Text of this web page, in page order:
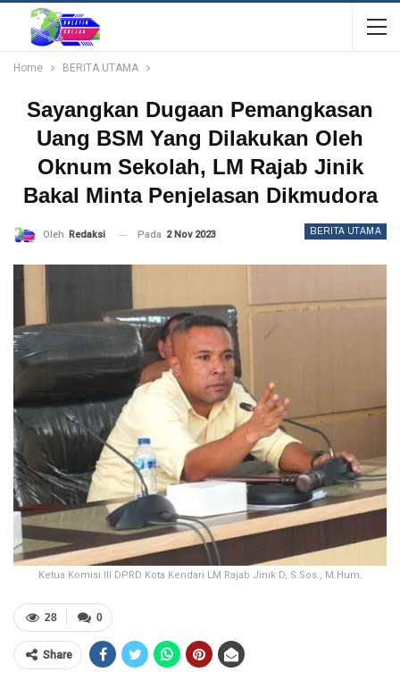
Home BERITA UTAMA
Sayangkan Dugaan Pemangkasan
Uang BSM Yang Dilakukan Oleh
Oknum Sekolah, LM Rajab Jinik
Bakal Minta Penjelasan Dikmudora
BERITA UTAMA
Oleh Redaksi Pada 2 Nov 2023
Ketua Komisi III DPRD Kota Kendari LM Rajab Jinik D, S.Sos., M.Hum.
0
28
Share